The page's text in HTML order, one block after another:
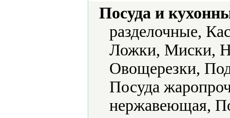
Посуда и
разделочные,
Ложки, Миски,
Овощерезки,
Посуда
нержавеющая,